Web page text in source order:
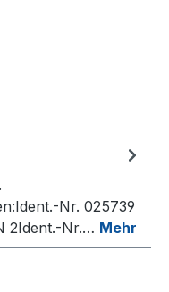
Nr. 025739
2Ident.-Nr.… Mehr